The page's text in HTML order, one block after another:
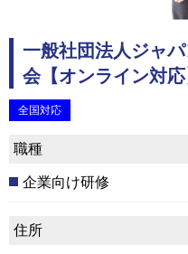
一般社団法人ジャ
会【オンライン対応
全国対応
職種
企業向け研修
住所